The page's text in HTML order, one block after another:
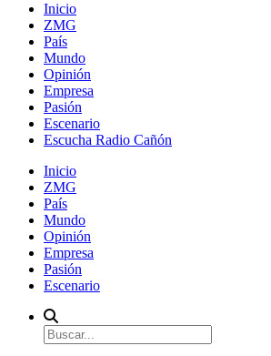
Inicio
ZMG
País
Mundo
Opinión
Empresa
Pasión
Escenario
Escucha Radio Cañón
Inicio
ZMG
País
Mundo
Opinión
Empresa
Pasión
Escenario